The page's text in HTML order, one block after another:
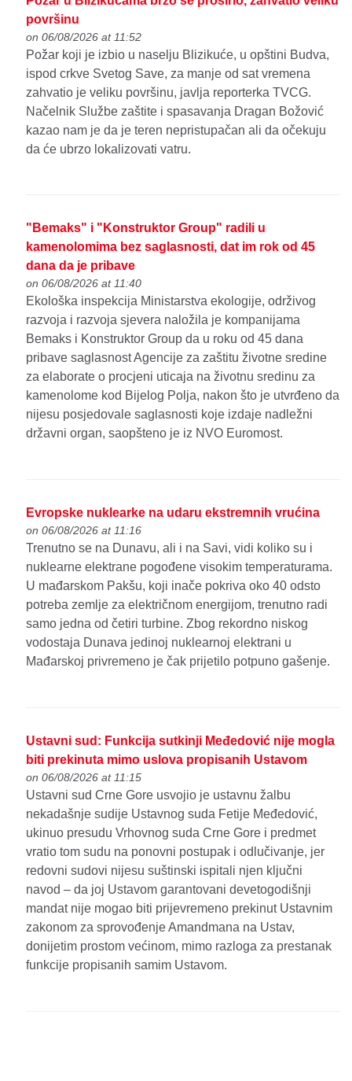
površinu
on 06/08/2026 at 11:52
Požar koji je izbio u naselju Blizikuće, u opštini Budva,
ispod crkve Svetog Save, za manje od sat vremena
zahvatio je veliku površinu, javlja reporterka TVCG.
Načelnik Službe zaštite i spasavanja Dragan Božović
kazao nam je da je teren nepristupačan ali da očekuju
da će ubrzo lokalizovati vatru.
"Bemaks" i "Konstruktor Group" radili u
kamenolomima bez saglasnosti, dat im rok od 45
dana da je pribave
on 06/08/2026 at 11:40
Ekološka inspekcija Ministarstva ekologije, održivog
razvoja i razvoja sjevera naložila je kompanijama
Bemaks i Konstruktor Group da u roku od 45 dana
pribave saglasnost Agencije za zaštitu životne sredine
za elaborate o procjeni uticaja na životnu sredinu za
kamenolome kod Bijelog Polja, nakon što je utvrđeno da
nijesu posjedovale saglasnosti koje izdaje nadležni
državni organ, saopšteno je iz NVO Euromost.
Evropske nuklearke na udaru ekstremnih vrućina
on 06/08/2026 at 11:16
Trenutno se na Dunavu, ali i na Savi, vidi koliko su i
nuklearne elektrane pogođene visokim temperaturama.
U mađarskom Pakšu, koji inače pokriva oko 40 odsto
potreba zemlje za električnom energijom, trenutno radi
samo jedna od četiri turbine. Zbog rekordno niskog
vodostaja Dunava jedinoj nuklearnoj elektrani u
Mađarskoj privremeno je čak prijetilo potpuno gašenje.
Ustavni sud: Funkcija sutkinji Međedović nije mogla
biti prekinuta mimo uslova propisanih Ustavom
on 06/08/2026 at 11:15
Ustavni sud Crne Gore usvojio je ustavnu žalbu
nekadašnje sudije Ustavnog suda Fetije Međedović,
ukinuo presudu Vrhovnog suda Crne Gore i predmet
vratio tom sudu na ponovni postupak i odlučivanje, jer
redovni sudovi nijesu suštinski ispitali njen ključni
navod – da joj Ustavom garantovani devetogodišnji
mandat nije mogao biti prijevremeno prekinut Ustavnim
zakonom za sprovođenje Amandmana na Ustav,
donijetim prostom većinom, mimo razloga za prestanak
funkcije propisanih samim Ustavom.